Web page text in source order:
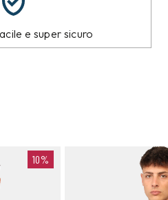
e super sicuro
10%